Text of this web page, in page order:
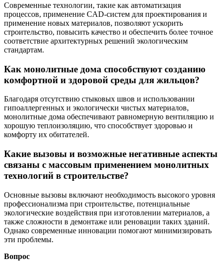
Современные технологии, такие как автоматизация
процессов, применение CAD-систем для проектирования и
применение новых материалов, позволяют ускорить
строительство, повысить качество и обеспечить более точное
соответствие архитектурных решений экологическим
стандартам.
Как монолитные дома способствуют созданию
комфортной и здоровой среды для жильцов?
Благодаря отсутствию стыковых швов и использовании
гипоаллергенных и экологически чистых материалов,
монолитные дома обеспечивают равномерную вентиляцию и
хорошую теплоизоляцию, что способствует здоровью и
комфорту их обитателей.
Какие вызовы и возможные негативные аспекты
связаны с массовым применением монолитных
технологий в строительстве?
Основные вызовы включают необходимость высокого уровня
профессионализма при строительстве, потенциальные
экологические воздействия при изготовлении материалов, а
также сложности в демонтаже или реновации таких зданий.
Однако современные инновации помогают минимизировать
эти проблемы.
Вопрос